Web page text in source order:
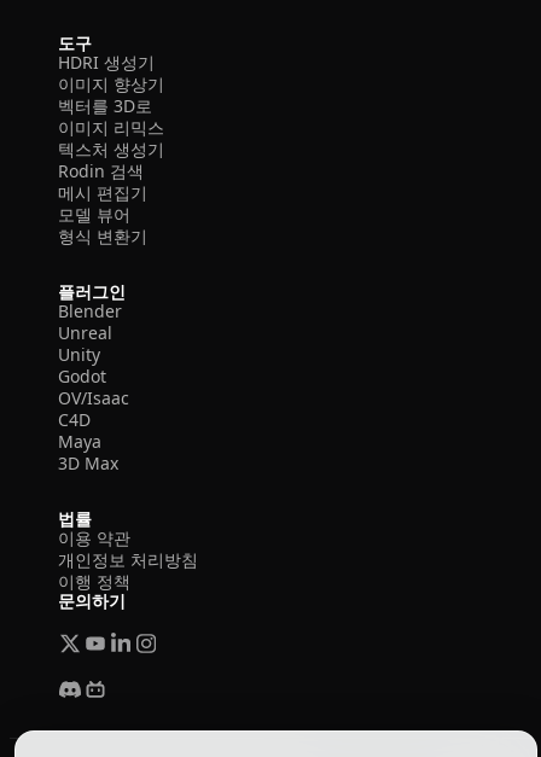
도구
HDRI 생성기
이미지 향상기
벡터를 3D로
이미지 리믹스
텍스처 생성기
Rodin 검색
메시 편집기
모델 뷰어
형식 변환기
플러그인
Blender
Unreal
Unity
Godot
OV/Isaac
C4D
Maya
3D Max
법률
이용 약관
개인정보 처리방침
이행 정책
문의하기